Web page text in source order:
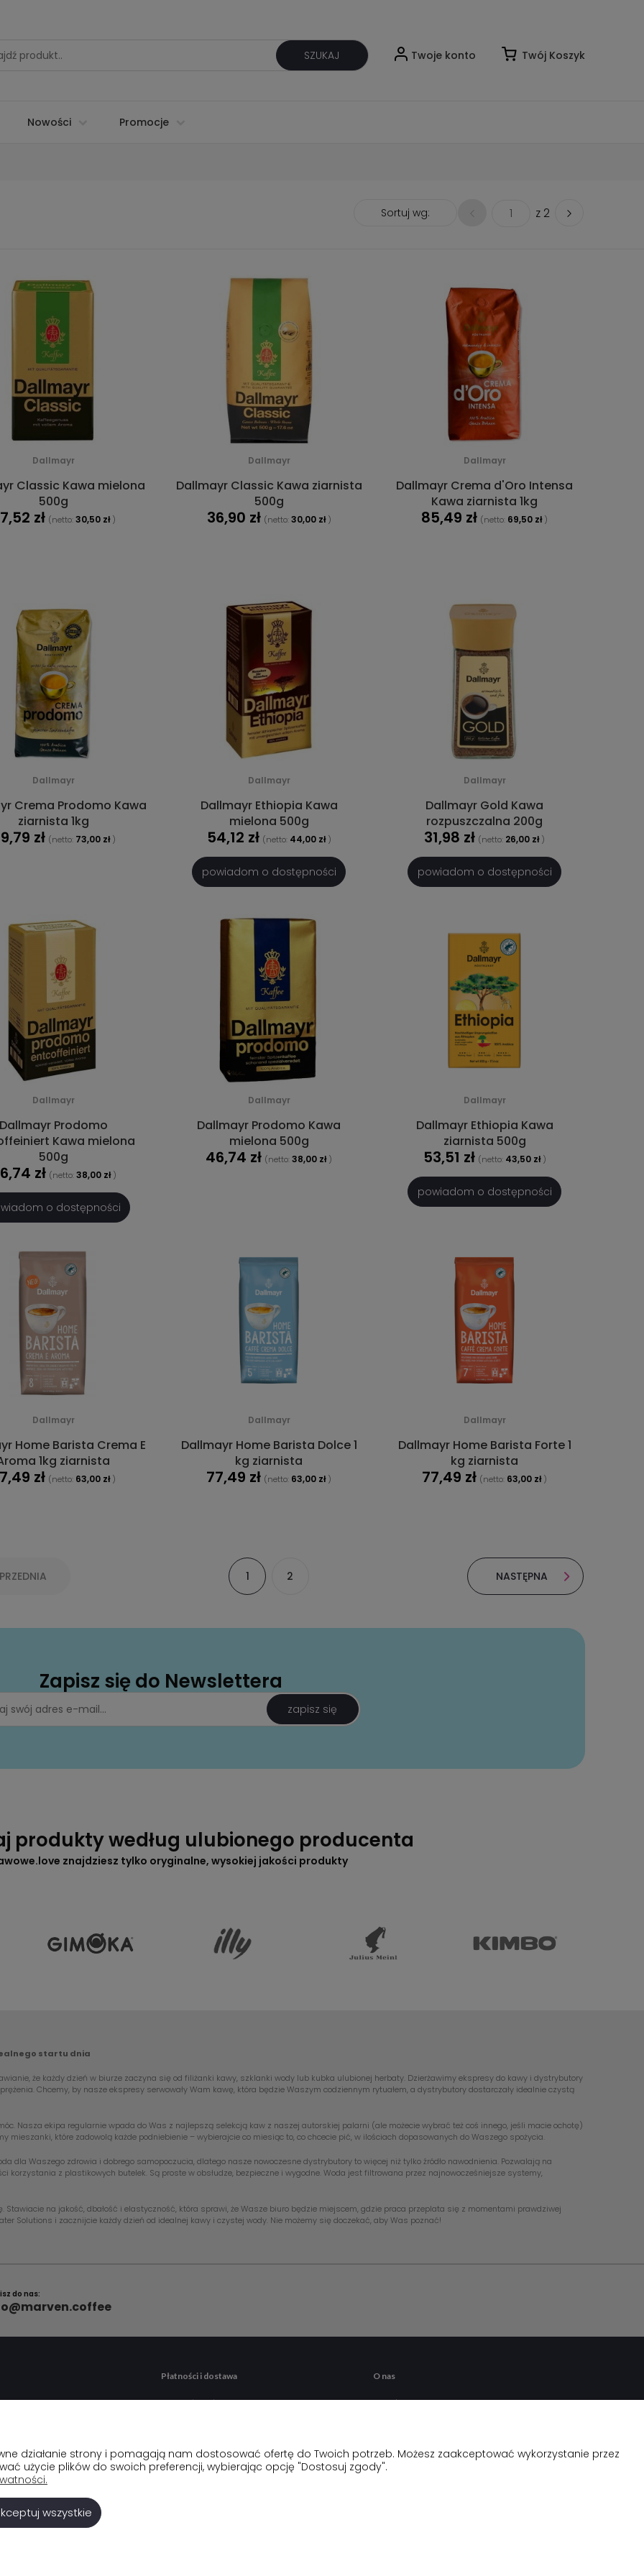
SZUKAJ Twoje konto Twój Koszyk
Nowości Promocje
1 z 2
Sortuj wg:
Dallmayr
Classic Kawa mielona
500g
zł (netto: 30,50 zł)
Dallmayr
Dallmayr Classic Kawa ziarnista
500g
36,90 zł (netto: 30,00 zł)
Dallmayr
Dallmayr Crema d'Oro Intensa
Kawa ziarnista 1kg
85,49 zł (netto: 69,50 zł)
Dallmayr
Crema Prodomo Kawa
ziarnista 1kg
zł (netto: 73,00 zł)
Dallmayr
Dallmayr Ethiopia Kawa
mielona 500g
54,12 zł (netto: 44,00 zł)
powiadom o dostępności
Dallmayr
Dallmayr Gold Kawa
rozpuszczalna 200g
31,98 zł (netto: 26,00 zł)
powiadom o dostępności
Dallmayr
Dallmayr Prodomo
Kawa mielona
500g
zł (netto: 38,00 zł)
o dostępności
Dallmayr
Dallmayr Prodomo Kawa
mielona 500g
46,74 zł (netto: 38,00 zł)
Dallmayr
Dallmayr Ethiopia Kawa
ziarnista 500g
53,51 zł (netto: 43,50 zł)
powiadom o dostępności
Dallmayr
Home Barista Crema E
1kg ziarnista
zł (netto: 63,00 zł)
Dallmayr
Dallmayr Home Barista Dolce 1
kg ziarnista
77,49 zł (netto: 63,00 zł)
Dallmayr
Dallmayr Home Barista Forte 1
kg ziarnista
77,49 zł (netto: 63,00 zł)
1 2 NASTĘPNA
Zapisz się do Newslettera
zapisz się
produkty według ulubionego producenta
znajdziesz tylko oryginalne, wysokiej jakości produkty
startu dnia
że każdy dzień w biurze zaczyna się od filiżanki kawy, szklanki wody lub kubka ulubionej herbaty. Dzierżawimy ekspresy do kawy i dystrybutory
Chcemy, by nasze ekspresy serwowały Wam kawę, która będzie Waszym codziennym rytuałem, a dystrybutory dostarczały idealnie czystą
Nasza ekipa regularnie wpada do Was z najlepszą selekcją kaw z naszej autorskiej palarni (ale możecie wybrać też coś innego, jeśli macie ochotę)
mieszanki, które zadowolą każde podniebienie – wybierajcie co miesiąc to, co chcecie pić, w ilościach dopasowanych do Waszego spożycia.
dla Waszego zdrowia i dobrego samopoczucia, dlatego nasze nowoczesne dystrybutory to więcej niż tylko źródło nawodnienia. Pozwalają na
korzystania z plastikowych butelek. Są proste w obsłudze, bezpieczne i wygodne. Woda jest filtrowana przez najnowocześniejsze systemy,
na jakość, dbałość i elastyczność, która sprawi, że Wasze biuro będzie miejscem, gdzie praca przeplata się z momentami prawdziwej
Solutions i zacznijcie każdy dzień od idealnej kawy i czystej wody. Nie możemy się doczekać, aby Was poznać!
do nas:
Płatności i dostawa
Formy płatności
O nas
Kontakt
działanie strony i pomagają nam dostosować ofertę do Twoich potrzeb. Możesz zaakceptować wykorzystanie przez
użycie plików do swoich preferencji, wybierając opcję "Dostosuj zgody".
wszystkie